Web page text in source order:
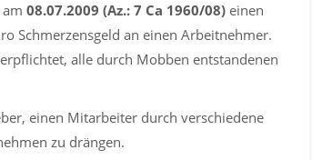
08.07.2009 (Az.: 7 Ca 1960/08) einen
Schmerzensgeld an einen Arbeitnehmer.
alle durch Mobben entstandenen
einen Mitarbeiter durch verschiedene
zu drängen.